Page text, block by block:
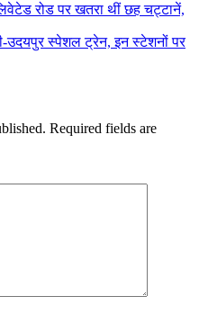
रोड पर खतरा थीं छह चट्टानें,
उदयपुर स्पेशल ट्रेन, इन स्टेशनों पर
Required fields are